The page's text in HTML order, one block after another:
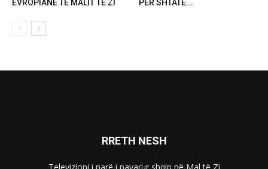
EVROPIANE TË MALIT TË ZI
PËR SHTATË...
RRETH NESH